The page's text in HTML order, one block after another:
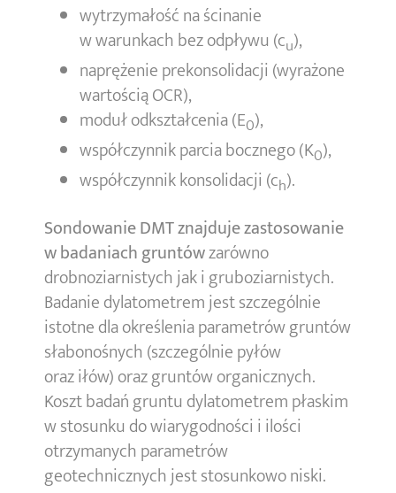
wytrzymałość na ścinanie
w warunkach bez odpływu (cu),
naprężenie prekonsolidacji (wyrażone
wartością OCR),
moduł odkształcenia (E0),
współczynnik parcia bocznego (K0),
współczynnik konsolidacji (ch).
Sondowanie DMT znajduje zastosowanie
w badaniach gruntówzarówno
drobnoziarnistych jak i gruboziarnistych.
Badanie dylatometrem jest szczególnie
istotne dla określenia parametrów gruntów
słabonośnych (szczególnie pyłów
oraz iłów) oraz gruntów organicznych.
Koszt badań gruntu dylatometrem płaskim
w stosunku do wiarygodności i ilości
otrzymanych parametrów
geotechnicznych jest stosunkowo niski.